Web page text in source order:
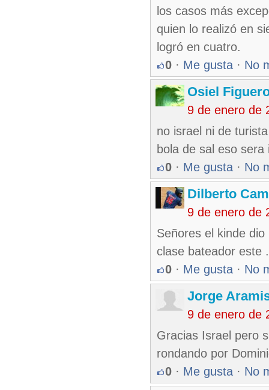
los casos más
quien lo realizó en
logró en cuatro.
0 · Me gusta · No
Osiel
9 de enero de
no israel ni de
bola de sal eso sera
0 · Me gusta · No
Dilberto
9 de enero de
Señores el kinde
clase bateador este .
0 · Me gusta · No
Jorge
9 de enero de
Gracias Israel pero
rondando por
0 · Me gusta · No